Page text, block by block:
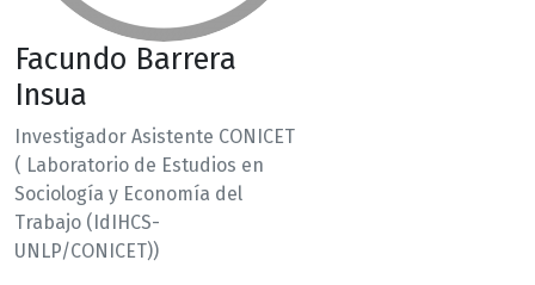
Facundo Barrera
Insua
Investigador Asistente CONICET
( Laboratorio de Estudios en
Sociología y Economía del
Trabajo (IdIHCS-
UNLP/CONICET))